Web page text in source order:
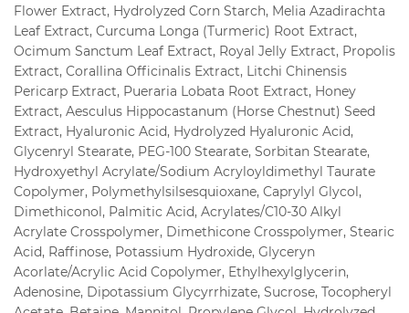
Flower Extract, Hydrolyzed Corn Starch, Melia Azadirachta
Leaf Extract, Curcuma Longa (Turmeric) Root Extract,
Ocimum Sanctum Leaf Extract, Royal Jelly Extract, Propolis
Extract, Corallina Officinalis Extract, Litchi Chinensis
Pericarp Extract, Pueraria Lobata Root Extract, Honey
Extract, Aesculus Hippocastanum (Horse Chestnut) Seed
Extract, Hyaluronic Acid, Hydrolyzed Hyaluronic Acid,
Glycenryl Stearate, PEG-100 Stearate, Sorbitan Stearate,
Hydroxyethyl Acrylate/Sodium Acryloyldimethyl Taurate
Copolymer, Polymethylsilsesquioxane, Caprylyl Glycol,
Dimethiconol, Palmitic Acid, Acrylates/C10-30 Alkyl
Acrylate Crosspolymer, Dimethicone Crosspolymer, Stearic
Acid, Raffinose, Potassium Hydroxide, Glyceryn
Acorlate/Acrylic Acid Copolymer, Ethylhexylglycerin,
Adenosine, Dipotassium Glycyrrhizate, Sucrose, Tocopheryl